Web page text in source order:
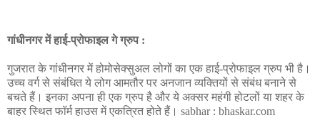
गांधीनगर में हाई-प्रोफाइल गे ग्रुप :
गुजरात के गांधीनगर में होमोसेक्सुअल लोगों का एक हाई-प्रोफाइल ग्रुप भी है।
उच्च वर्ग से संबंधित ये लोग आमतौर पर अनजान व्यक्तियों से संबंध बनाने से
बचते हैं। इनका अपना ही एक ग्रुप है और ये अक्सर महंगी होटलों या शहर के
बाहर स्थित फॉर्म हाउस में एकत्रित होते हैं। sabhar : bhaskar.com